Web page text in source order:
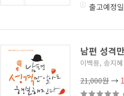
출고예정
남편 성격
이백용, 송지혜
21,000원→